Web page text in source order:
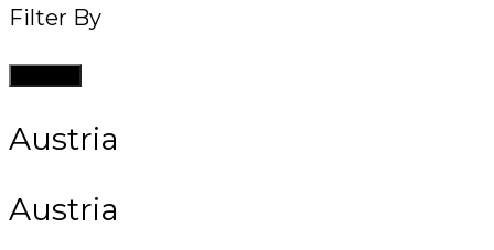
Filter By
Austria
Austria